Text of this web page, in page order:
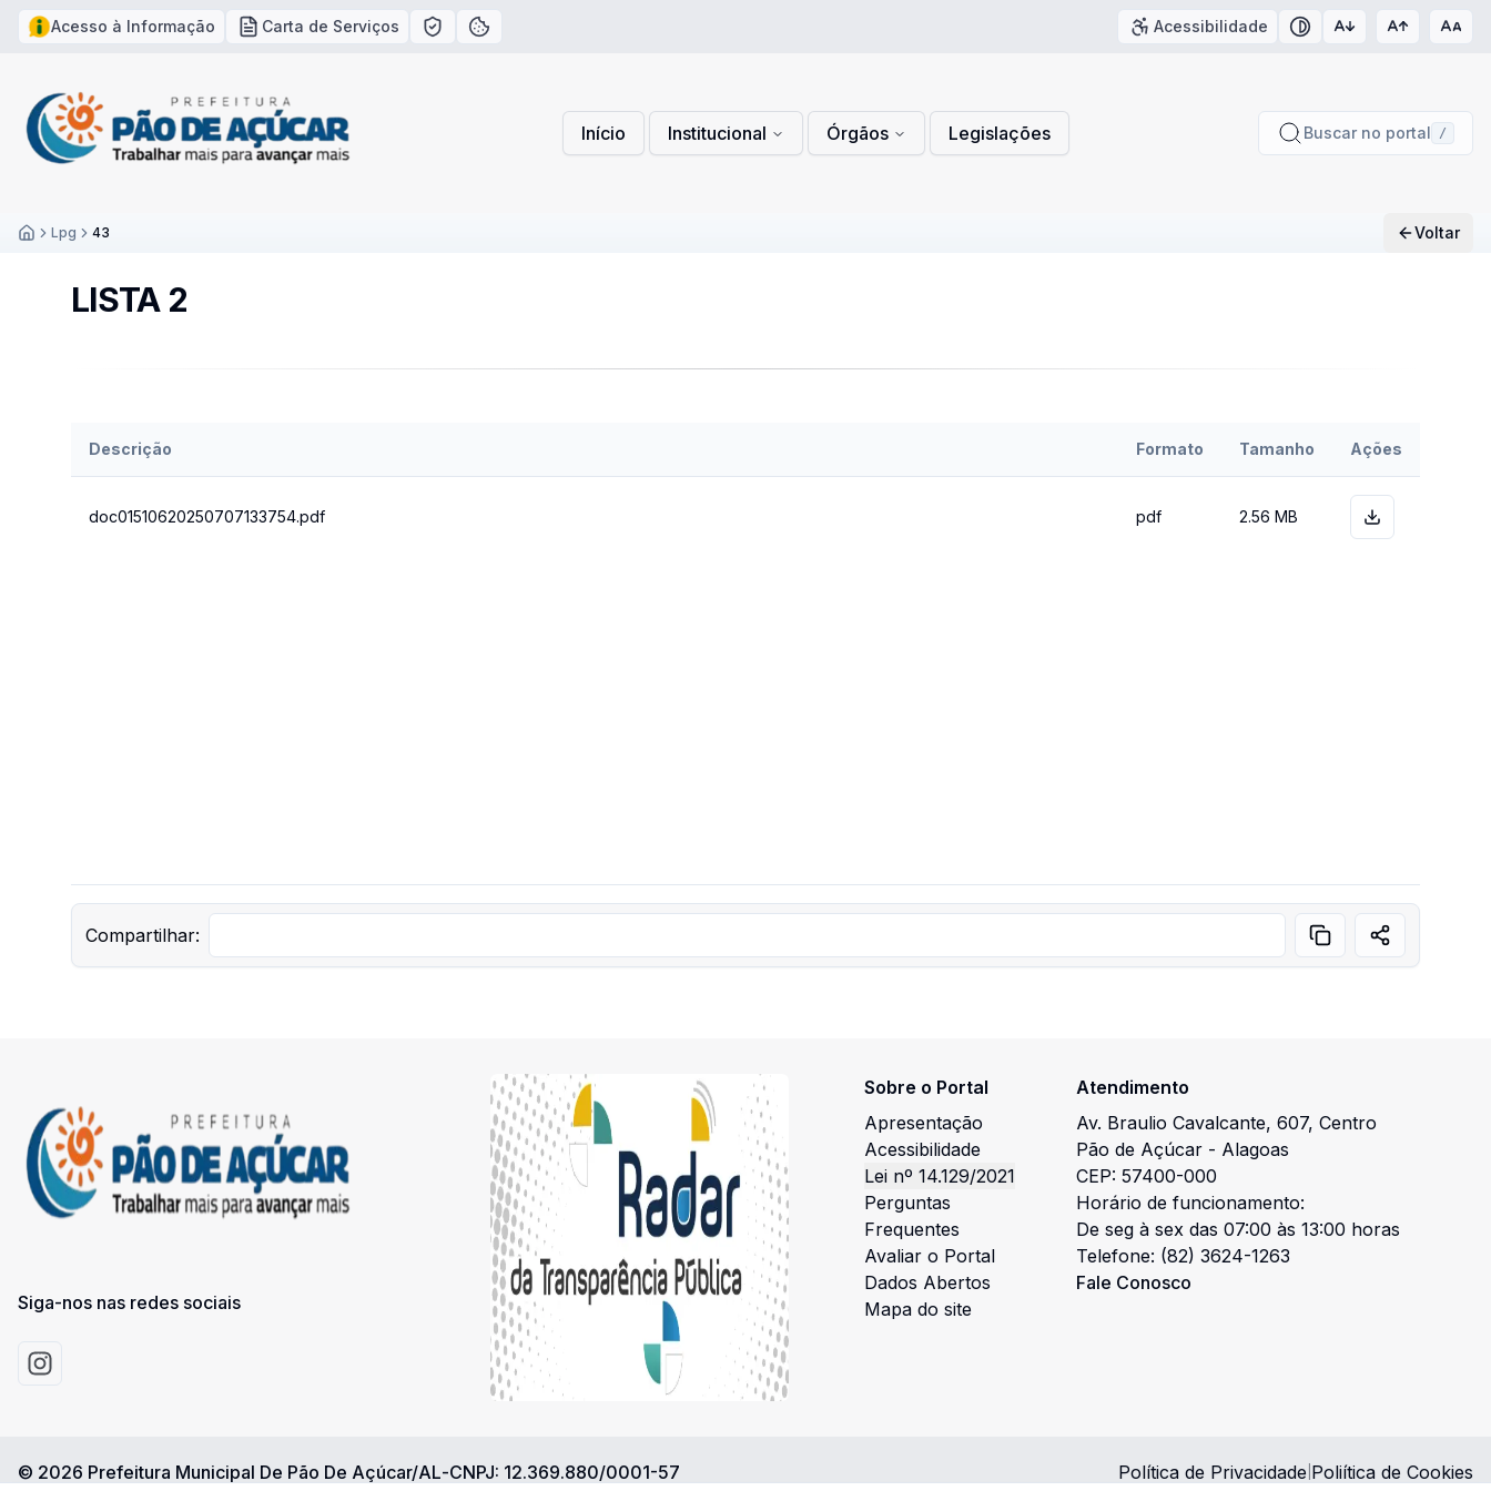
Acesso à Informação Carta de Serviços Política de Privacidade
Política de Cookies Acessibilidade Contraste
Início Institucional Órgãos Legislações Buscar no portal /
Lpg 43 Voltar
LISTA 2
Descrição Formato Tamanho Ações
doc01510620250707133754.pdf pdf 2.56 MB
Compartilhar:
Siga-nos nas redes sociais
Acessar Instagram
Sobre o Portal
Apresentação
Acessibilidade
Lei nº 14.129/2021
Perguntas
Frequentes
Avaliar o Portal
Dados Abertos
Mapa do site
Atendimento
Av. Braulio Cavalcante,607,Centro
Pão de Açúcar - Alagoas
CEP:57400-000
Horário de funcionamento:
De seg à sex das 07:00 às 13:00 horas
Telefone: (82) 3624-1263
Fale Conosco
© 2026 Prefeitura Municipal De Pão De Açúcar/AL-CNPJ: 12.369.880/0001-57 Política de Privacidade Poliítica de Cookies